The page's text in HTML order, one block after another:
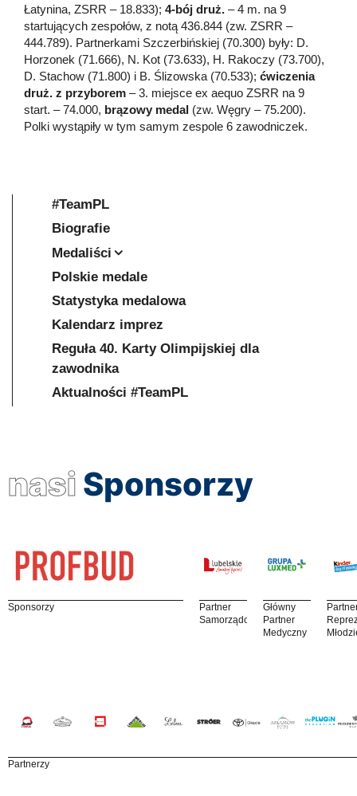
Łatynina, ZSRR – 18.833); 4-bój druż. – 4 m. na 9
startujących zespołów, z notą 436.844 (zw. ZSRR –
444.789). Partnerkami Szczerbińskiej (70.300) były: D.
Horzonek (71.666), N. Kot (73.633), H. Rakoczy (73.700),
D. Stachow (71.800) i B. Ślizowska (70.533); ćwiczenia
druż. z przyborem – 3. miejsce ex aequo ZSRR na 9
start. – 74.000, brązowy medal (zw. Węgry – 75.200).
Polki wystąpiły w tym samym zespole 6 zawodniczek.
#TeamPL
Biografie
Medaliści
Polskie medale
Statystyka medalowa
Kalendarz imprez
Reguła 40. Karty Olimpijskiej dla
zawodnika
Aktualności #TeamPL
nasi Sponsorzy
Sponsorzy
Partner
Samorządowy
Główny
Partner
Medyczny
Partnerzy